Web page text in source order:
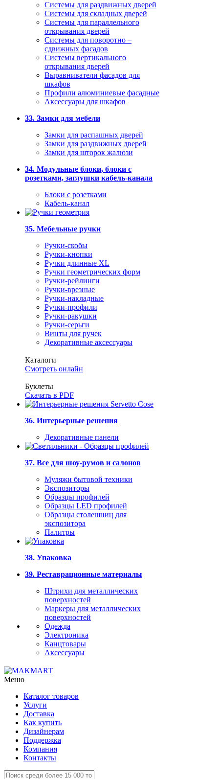
Системы для раздвижных дверей
Системы для складных дверей
Системы для параллельного
открывания дверей
Системы для поворотно –
сдвижных фасадов
Системы вертикального
открывания дверей
Выравниватели фасадов для
шкафов
Профили алюминиевые фасадные
Аксессуары для шкафов
33. Замки для мебели
Замки для распашных дверей
Замки для раздвижных дверей
Замки для шторок жалюзи
34. Модульные блоки, блоки с
розетками, заглушки кабель-канала
Блоки с розетками
Кабель-канал
35. Мебельные ручки
Ручки-скобы
Ручки-кнопки
Ручки длинные XL
Ручки геометрических форм
Ручки-рейлинги
Ручки-врезные
Ручки-накладные
Ручки-профили
Ручки-ракушки
Ручки-серьги
Винты для ручек
Декоративные аксессуары
Каталоги
Смотреть онлайн
Буклеты
Скачать в PDF
36. Интерьерные решения
Декоративные панели
37. Все для шоу-румов и салонов
Муляжи бытовой техники
Экспозиторы
Образцы профилей
Образцы LED профилей
Образцы столешниц для
экспозитора
Палитры
38. Упаковка
39. Реставрационные материалы
Штрихи для металлических
поверхностей
Маркеры для металлических
поверхностей
Одежда
Электроника
Канцтовары
Аксессуары
Меню
Каталог товаров
Услуги
Доставка
Как купить
Дизайнерам
Поддержка
Компания
Контакты